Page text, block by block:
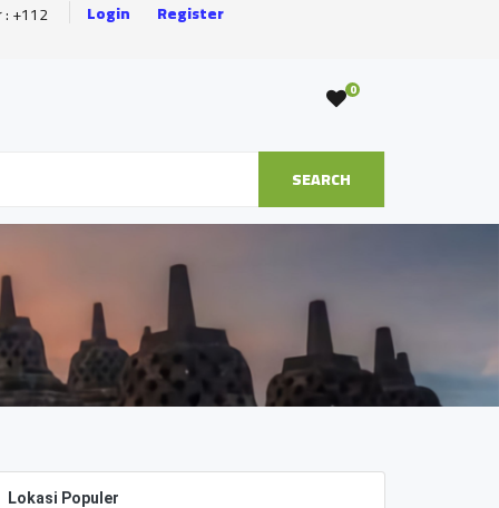
: +112 Login Register
0
SEARCH
Lokasi Populer